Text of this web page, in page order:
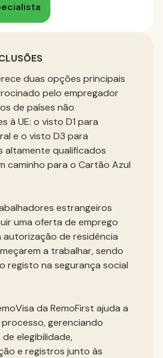
duas opções principais
pelo empregador
de países não
à UE: o visto D1 para
e o visto D3 para
altamente qualificados
caminho para o Cartão Azul
estrangeiros
uma oferta de emprego
autorização de residência
a trabalhar, sendo
registo na segurança social
da RemoFirst ajuda a
gerenciando
elegibilidade,
e registros junto às